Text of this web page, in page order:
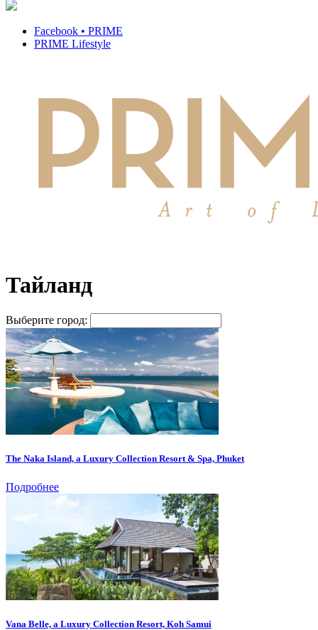
Facebook • PRIME
PRIME Lifestyle
Тайланд
Выберите город:
The Naka Island, a Luxury Collection Resort & Spa, Phuket
Подробнее
Vana Belle, a Luxury Collection Resort, Koh Samui